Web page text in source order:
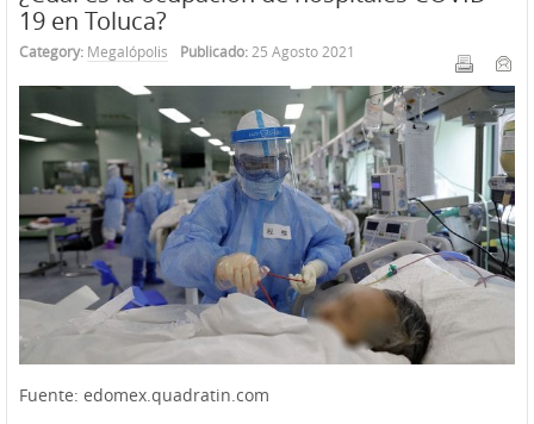
19 en Toluca?
Category: Megalópolis Publicado: 25 Agosto 2021
Fuente: edomex.quadratin.com